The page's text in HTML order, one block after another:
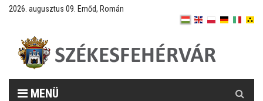
2026. augusztus 09. Emőd, Román
MENÜ